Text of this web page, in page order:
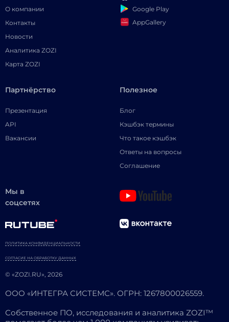
О компании
Контакты
Новости
Аналитика ZOZI
Карта ZOZI
Google Play
AppGallery
Партнёрство
Презентация
API
Вакансии
Полезное
Блог
Кэшбэк термины
Что такое кэшбэк
Ответы на вопросы
Соглашение
Мы в
соцсетях
© «ZOZI.RU», 2026
ПОЛИТИКА КОНФИДЕНЦИАЛЬНОСТИ
СОГЛАСИЕ НА ОБРАБОТКУ ДАННЫХ
ООО «ИНТЕГРА СИСТЕМС». ОГРН: 1267800026559.
Собственное ПО, исследования и аналитика ZOZI™